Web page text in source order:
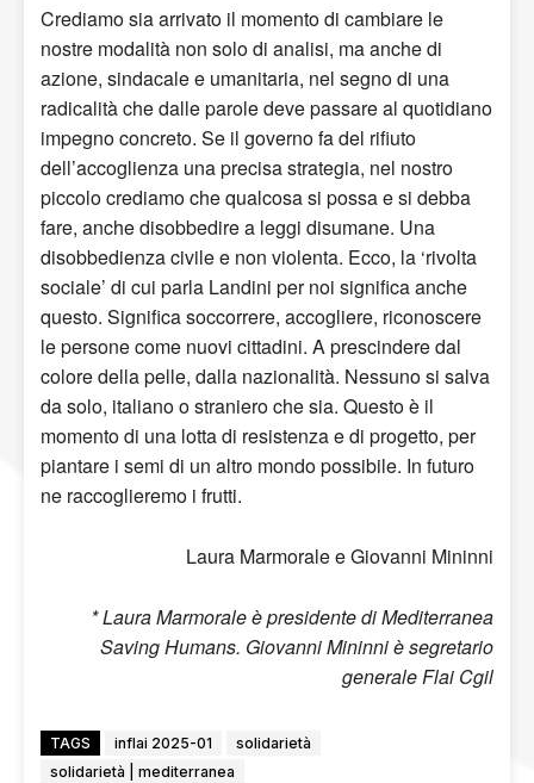
Crediamo sia arrivato il momento di cambiare le
nostre modalità non solo di analisi, ma anche di
azione, sindacale e umanitaria, nel segno di una
radicalità che dalle parole deve passare al quotidiano
impegno concreto. Se il governo fa del rifiuto
dell’accoglienza una precisa strategia, nel nostro
piccolo crediamo che qualcosa si possa e si debba
fare, anche disobbedire a leggi disumane. Una
disobbedienza civile e non violenta. Ecco, la ‘rivolta
sociale’ di cui parla Landini per noi significa anche
questo. Significa soccorrere, accogliere, riconoscere
le persone come nuovi cittadini. A prescindere dal
colore della pelle, dalla nazionalità. Nessuno si salva
da solo, italiano o straniero che sia. Questo è il
momento di una lotta di resistenza e di progetto, per
piantare i semi di un altro mondo possibile. In futuro
ne raccoglieremo i frutti.
Laura Marmorale e Giovanni Mininni
* Laura Marmorale è presidente di Mediterranea
Saving Humans. Giovanni Mininni è segretario
generale Flai Cgil
TAGS inflai 2025-01
solidarietà
solidarietà | mediterranea